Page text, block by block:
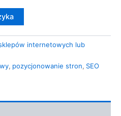
internetowych lub
, pozycjonowanie stron, SEO